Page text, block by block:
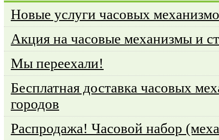
Новые услуги часовых
Акция на часовые механизмы и
Мы переехали!
Бесплатная доставка часовых
городов
Распродажа! Часовой набор